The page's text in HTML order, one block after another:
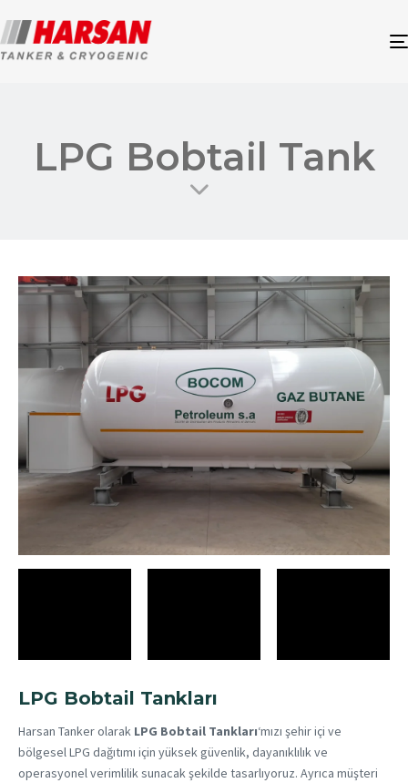
LPG Bobtail Tank
LPG Bobtail Tankları
Harsan Tanker olarak LPG Bobtail Tankları‘mızı şehir içi ve
bölgesel LPG dağıtımı için yüksek güvenlik, dayanıklılık ve
operasyonel verimlilik sunacak şekilde tasarlıyoruz. Ayrıca müşteri